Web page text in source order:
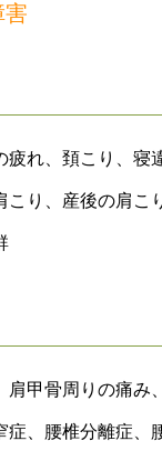
害
疲れ、頚こり、寝
こり、産後の肩
肩甲骨周りの痛み
症、腰椎分離症